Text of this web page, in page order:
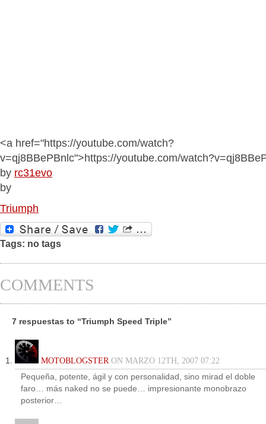
<a href="https://youtube.com/watch?
v=qj8BBePBnlc">https://youtube.com/
by rc31evo
by
Triumph
Tags: no tags
COMMENTS
7 respuestas to “Triumph Speed Triple”
MOTOBLOGSTERON MARZO 12TH, 2007 07:22
Pequeña, potente, ágil y con personalidad, sino mirad el doble
faro… más naked no se puede… impresionante monobrazo
posterior…